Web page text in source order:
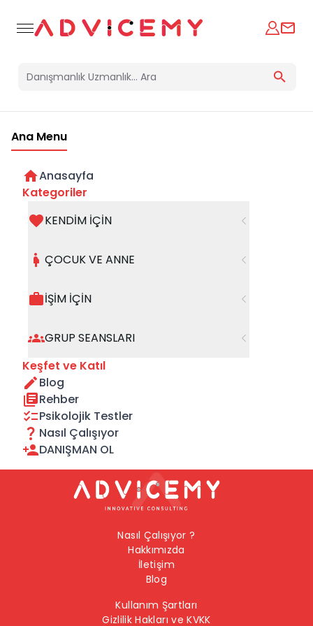
Ana Menu
Anasayfa
Kategoriler
KENDİM İÇİN
ÇOCUK VE ANNE
İŞİM İÇİN
GRUP SEANSLARI
Keşfet ve Katıl
Blog
Rehber
Psikolojik Testler
Nasıl Çalışıyor
DANIŞMAN OL
halinde whatsapp hattımızdan iletişime
Nasıl Çalışıyor ?
Hakkımızda
İletişim
Blog
Kullanım Şartları
Gizlilik Hakları ve KVKK